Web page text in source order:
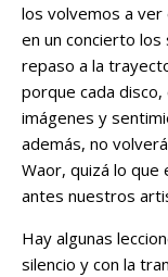
los volvemos a ver
en un concierto los
repaso a la
porque cada disco,
imágenes y
además, no
Waor, quizá lo que
antes nuestros
Hay algunas
silencio y con la